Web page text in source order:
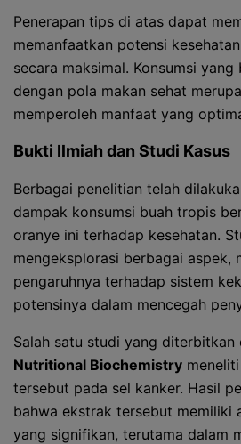
Penerapan tips di atas dapat
memanfaatkan potensi
secara maksimal. Konsumsi
dengan pola makan sehat
memperoleh manfaat yang
Bukti Ilmiah dan Studi Kasus
Berbagai penelitian telah
dampak konsumsi buah tropis
oranye ini terhadap kesehatan.
mengeksplorasi berbagai aspek,
pengaruhnya terhadap sistem
potensinya dalam mencegah
Salah satu studi yang diterbitkan
Nutritional Biochemistry
tersebut pada sel kanker. Hasil
bahwa ekstrak tersebut memiliki
yang signifikan, terutama dalam